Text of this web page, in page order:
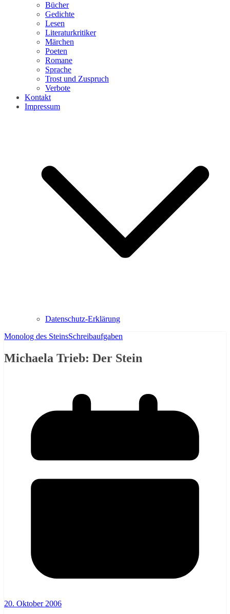
Bücher
Gedichte
Lesen
Literaturkritiker
Märchen
Poeten
Romane
Sprache
Trost und Zuspruch
Verbote
Kontakt
Impressum
Datenschutz-Erklärung
Monolog des SteinsSchreibaufgaben
Michaela Trieb: Der Stein
20. Oktober 2006